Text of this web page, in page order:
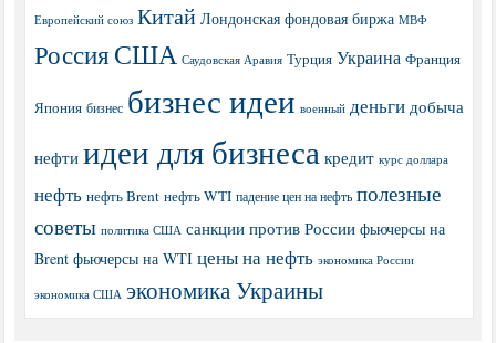
Европейский союз Китай Лондонская фондовая биржа МВФ
РоссияСША Саудовская Аравия Турция Украина Франция
Япония бизнес бизнес идеи военный деньги добыча
нефти идеи для бизнеса кредит курс доллара
нефть нефть Brent нефть WTI падение цен на нефть полезные
советы политика США санкции против России фьючерсы на
Brent фьючерсы на WTI цены на нефть экономика России
экономика США экономика Украины